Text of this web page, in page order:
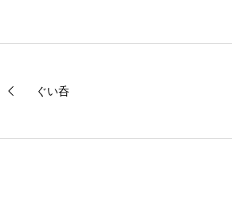
ぐい呑